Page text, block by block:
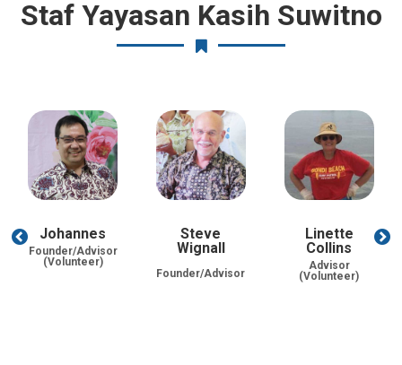
Staf Yayasan Kasih Suwitno
Johannes
Founder/Advisor
(Volunteer)
Steve
Wignall
Founder/Advisor
Linette
Collins
Advisor
(Volunteer)